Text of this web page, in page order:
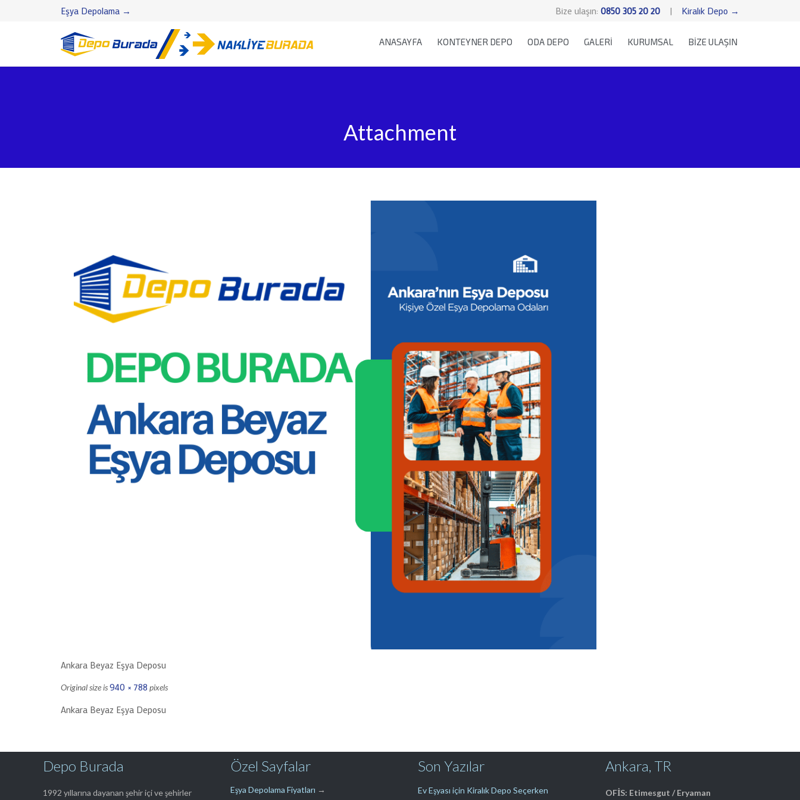
Eşya Depolama → Bize ulaşın: 0850 305 20 20 | Kiralık Depo →
content
ANASAYFA KONTEYNER DEPO ODA DEPO GALERİ KURUMSAL BİZE ULAŞIN
Attachment
Ankara Beyaz Eşya Deposu
Original size is940 × 788 pixels
Ankara Beyaz Eşya Deposu
Depo Burada
1992 yıllarına dayanan şehir içi ve şehirler
Özel Sayfalar
Eşya Depolama Fiyatları →
Son Yazılar
Ev Eşyası için Kiralık Depo Seçerken
Ankara, TR
OFİS: Etimesgut / Eryaman